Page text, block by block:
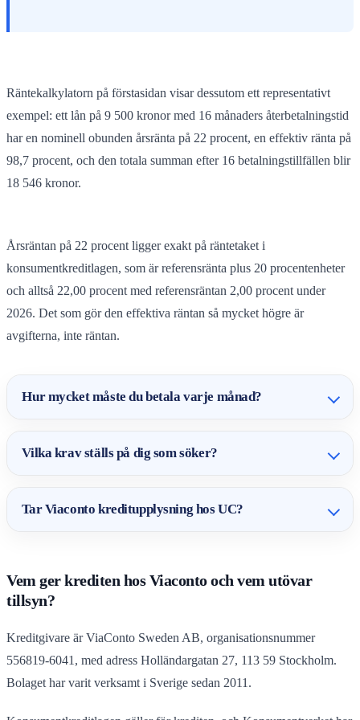
Räntekalkylatorn på förstasidan visar dessutom ett representativt
exempel: ett lån på 9 500 kronor med 16 månaders återbetalningstid
har en nominell obunden årsränta på 22 procent, en effektiv ränta på
98,7 procent, och den totala summan efter 16 betalningstillfällen blir
18 546 kronor.
Årsräntan på 22 procent ligger exakt på räntetaket i
konsumentkreditlagen, som är referensränta plus 20 procentenheter
och alltså 22,00 procent med referensräntan 2,00 procent under
2026. Det som gör den effektiva räntan så mycket högre är
avgifterna, inte räntan.
Hur mycket måste du betala varje månad?
Vilka krav ställs på dig som söker?
Tar Viaconto kreditupplysning hos UC?
Vem ger krediten hos Viaconto och vem utövar
tillsyn?
Kreditgivare är ViaConto Sweden AB, organisationsnummer
556819-6041, med adress Holländargatan 27, 113 59 Stockholm.
Bolaget har varit verksamt i Sverige sedan 2011.